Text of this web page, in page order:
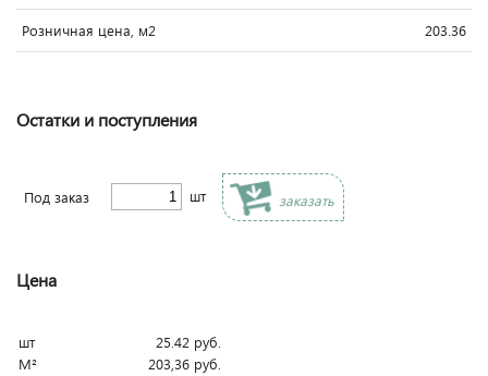
Розничная цена, м2 203.36
Остатки и поступления
Под заказ шт заказать
Цена
шт 25.42 руб.
М²
203,36 руб.